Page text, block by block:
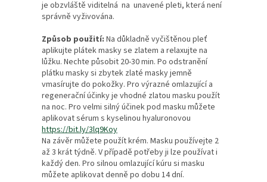
je obzvláště viditelná na unavené pleti, která není
správně vyživována.
Způsob použití: Na důkladně vyčištěnou pleť
aplikujte plátek masky se zlatem a relaxujte na
lůžku. Nechte působit 20-30 min. Po odstranění
plátku masky si zbytek zlaté masky jemně
vmasírujte do pokožky. Pro výrazné omlazující a
regenerační účinky je vhodné zlatou masku použít
na noc. Pro velmi silný účinek pod masku můžete
aplikovat sérum s kyselinou hyaluronovou
https://bit.ly/3lq9Koy
Na závěr můžete použít krém. Masku používejte 2
až 3 krát týdně. V případě potřeby ji lze používat i
každý den. Pro silnou omlazující kúru si masku
můžete aplikovat denně po dobu 14 dní.